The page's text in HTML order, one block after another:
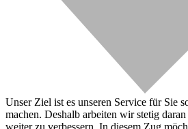
Unser Ziel ist es unseren Service für Sie
machen. Deshalb arbeiten wir stetig
weiter zu verbessern. In diesem Zug